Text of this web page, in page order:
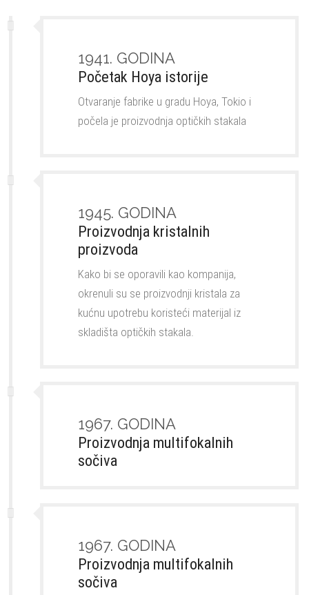
1941. GODINA
Početak Hoya istorije
Otvaranje fabrike u gradu Hoya, Tokio i
počela je proizvodnja optičkih stakala
1945. GODINA
Proizvodnja kristalnih
proizvoda
Kako bi se oporavili kao kompanija,
okrenuli su se proizvodnji kristala za
kućnu upotrebu koristeći materijal iz
skladišta optičkih stakala.
1967. GODINA
Proizvodnja multifokalnih
sočiva
1967. GODINA
Proizvodnja multifokalnih
sočiva